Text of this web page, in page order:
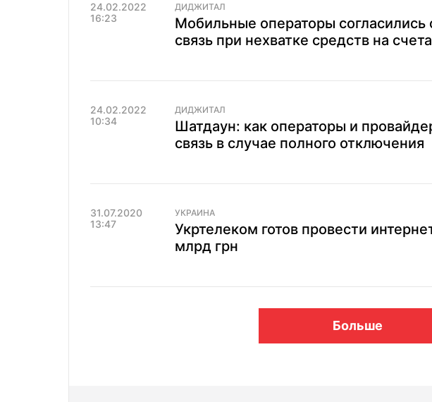
24.02.2022
16:23
ДИДЖИТАЛ
Мобильные операторы согласились
связь при нехватке средств на
24.02.2022
10:34
ДИДЖИТАЛ
Шатдаун: как операторы и
связь в случае полного отключения
31.07.2020
13:47
УКРАИНА
​​​​​​​Укртелеком готов провести
млрд грн
Больше